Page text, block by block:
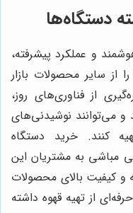
دستگاه‌ها
و عملکرد پیشرفته،
از سایر محصولات بازار
از فناوری‌های روز،
و می‌توانند نوشیدنی‌های
کنند. خرید دستگاه
مباشی به مشتریان این
و کیفیت بالای محصولات
از تهیه قهوه داشته